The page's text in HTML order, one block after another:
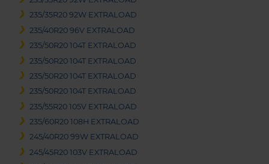
235/35R20 92W EXTRALOAD
235/40R20 96V EXTRALOAD
235/50R20 104T EXTRALOAD
235/50R20 104T EXTRALOAD
235/50R20 104T EXTRALOAD
235/50R20 104T EXTRALOAD
235/55R20 105V EXTRALOAD
235/60R20 108H EXTRALOAD
245/40R20 99W EXTRALOAD
245/45R20 103V EXTRALOAD